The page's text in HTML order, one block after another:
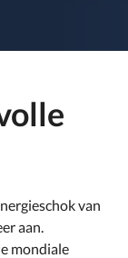
van
aan.
mondiale